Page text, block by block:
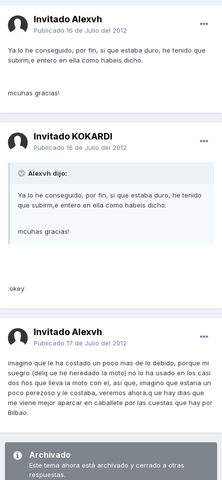
Invitado Alexvh
Publicado 16 de Julio del 2012
Ya lo he conseguido, por fin, si que estaba duro, he tenido que
subirm,e entero en ella como habeis dicho.
mcuhas gracias!
Invitado KOKARDI
Publicado 16 de Julio del 2012
Alexvh dijo:
Ya lo he conseguido, por fin, si que estaba duro, he tenido
que subirm,e entero en ella como habeis dicho.
mcuhas gracias!
:okey
Invitado Alexvh
Publicado 17 de Julio del 2012
imagino que le ha costado un poco mas de lo debido, porque mi
suegro (delq ue he heredado la moto) no lo ha usado en los casi
dos ños que lleva la moto con el, asi que, imagino que estaria un
poco perezoso y le costaba, veremos ahora,q ue hay dias que
me viene mejor aparcar en caballete por las cuestas que hay por
Bilbao.
Archivado
Este tema ahora está archivado y cerrado a otras
respuestas.